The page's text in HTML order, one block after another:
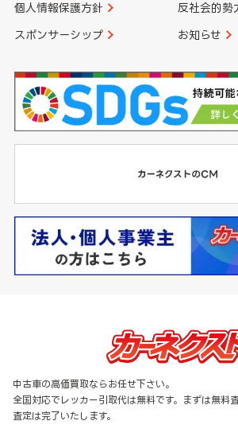
個人情報保護方針 反社会的勢
スポンサーシップ お知らせ
中古車の高価買取ならお任せ下さい。
全国対応でレッカー引取代は無料です。まずは無料
査定は完了いたします。